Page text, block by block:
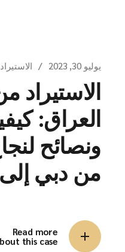
يوليو 30, 2023 الاستيراد
الاستيراد
العراق:
ونصائح
من دبي
Read more
this case